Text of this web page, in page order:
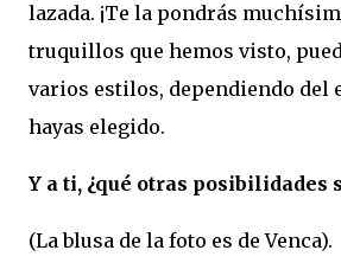
lazada. ¡Te la pondrás
truquillos que hemos visto,
varios estilos, dependiendo del
hayas elegido.
Y a ti, ¿qué otras posibilidades
(La blusa de la foto es de Venca).